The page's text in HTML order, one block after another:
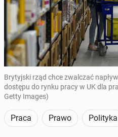
Brytyjski rząd chce zwalczać
dostępu do rynku pracy w UK dla
Getty Images)
Praca Prawo Polityka